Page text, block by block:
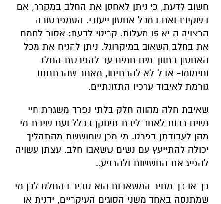
חשוב לדעת, כי ניתן לאחסן את החלב במקרר, אם
בשקיות ואם במכל אחסון ייעודי. הטמפרטורה
הרצויה ה יא 15 מעלות. קריטי לדעת: אסור לחמם
את בחלב השאוב במיקרוגל. ניתן להניח את מכל
האחסון בתווך מים חמים עד להפרשת החלב
וחימומו- אבל לא להרתיחו, מאחר שהרתחתו
גורמת לאיבוד ערכיו התזונתיים.
שאיבת חלה מהווה חלק בלתי נפרד משגרת חיי
נשים רבות לאחר לידת תינוקן בכלל ועם שיבת מי
מהן לעבודתן בפרט. מי מכן שחוששת מהתהליך
יכולה להתייעץ עם נשים ששאבו חלב. עצתן עשויה
להפיג את החששות ולהרגיע..
כך או כך מחיר המשאבות הוא סביר בהחלט לכן מי
שמתנסה באחד משני הסוגים העיקריים, ידנית או